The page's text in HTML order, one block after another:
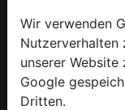
Ein Service der
e.V.
Wir verwenden
Nutzerverhalten
unserer Website
Google
Dritten.